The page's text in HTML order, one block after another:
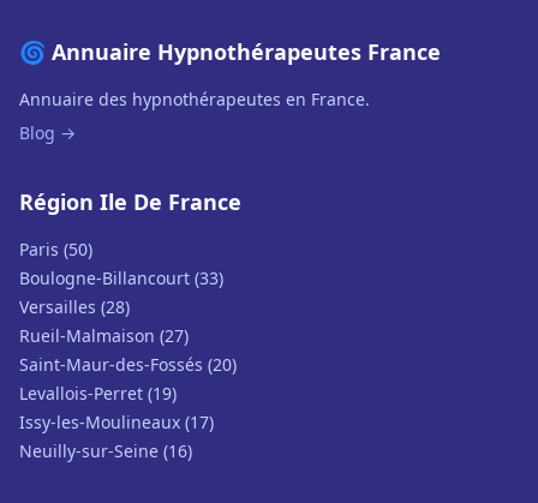
🌀 Annuaire Hypnothérapeutes France
Annuaire des hypnothérapeutes en France.
Blog →
Région Ile De France
Paris (50)
Boulogne-Billancourt (33)
Versailles (28)
Rueil-Malmaison (27)
Saint-Maur-des-Fossés (20)
Levallois-Perret (19)
Issy-les-Moulineaux (17)
Neuilly-sur-Seine (16)